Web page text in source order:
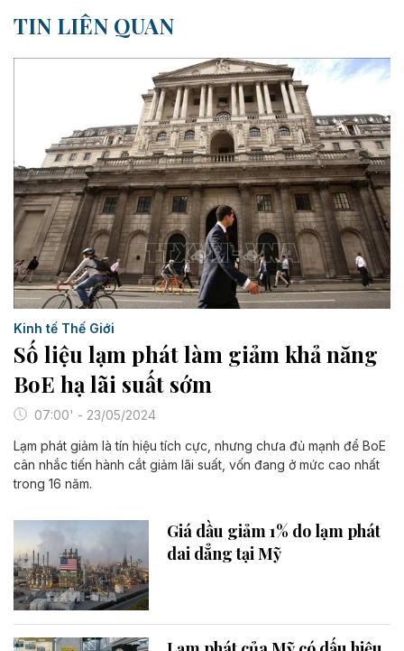
TIN LIÊN QUAN
Kinh tế Thế Giới
Số liệu lạm phát làm giảm khả năng
BoE hạ lãi suất sớm
07:00' - 23/05/2024
Lạm phát giảm là tín hiệu tích cực, nhưng chưa đủ mạnh để BoE
cân nhắc tiến hành cắt giảm lãi suất, vốn đang ở mức cao nhất
trong 16 năm.
Giá dầu giảm 1% do lạm phát
dai dẳng tại Mỹ